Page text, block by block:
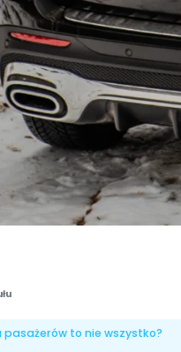
to nie wszystko?